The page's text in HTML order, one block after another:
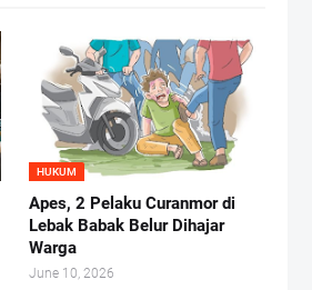
HUKUM
Apes, 2 Pelaku Curanmor di
Lebak Babak Belur Dihajar
Warga
June 10, 2026